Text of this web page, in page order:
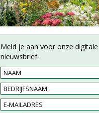
Meld je aan voor onze digitale
nieuwsbrief.